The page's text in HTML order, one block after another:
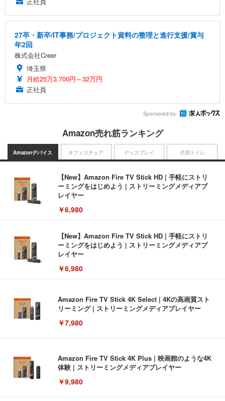
27卒・新卒/IT事務/プロジェクト資料の整理と進行支援/賞与
年2回
株式会社Creer
埼玉県
月給25万3,700円～32万円
正社員
Sponsored by
Amazon売れ筋ランキング
Amazonデバイス
【New】Amazon Fire TV Stick HD | 手軽にストリ
ーミングをはじめよう | ストリーミングメディアプ
レイヤー
￥6,980
【New】Amazon Fire TV Stick HD | 手軽にストリ
ーミングをはじめよう | ストリーミングメディアプ
レイヤー
￥6,980
Amazon Fire TV Stick 4K Select | 4Kの高画質スト
リーミング | ストリーミングメディアプレイヤー
￥7,980
Amazon Fire TV Stick 4K Plus | 映画館のような4K
体験 | ストリーミングメディアプレイヤー
￥9,980
オフィスチェア ディスプレイ 犬用トイレ